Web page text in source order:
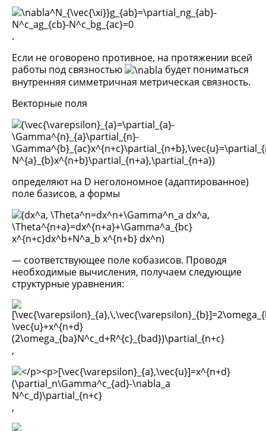
.
Если не оговорено противное, на протяжении всей
работы под связностью
будет пониматься
внутренняя симметричная метрическая связность.
Векторные поля
определяют на D неголономное (адаптированное)
поле базисов, а формы
— соответствующее поле кобазисов. Проводя
необходимые вычисления, получаем следующие
структурные уравнения:
,
,